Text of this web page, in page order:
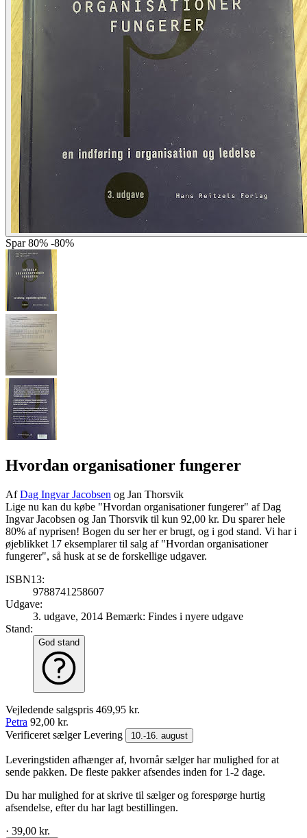
Spar 80% -80%
Hvordan organisationer fungerer
AfDag Ingvar Jacobsen og Jan Thorsvik
Lige nu kan du købe "Hvordan organisationer fungerer" af Dag
Ingvar Jacobsen og Jan Thorsvik til kun 92,00 kr. Du sparer hele
80% af nyprisen! Bogen du ser her er brugt, og i god stand. Vi har i
øjeblikket 17 eksemplarer til salg af "Hvordan organisationer
fungerer", så husk at se de forskellige udgaver.
ISBN13:
9788741258607
Udgave:
3. udgave, 2014 Bemærk: Findes i nyere udgave
Stand:
God stand
Vejledende salgspris 469,95 kr.
Petra 92,00 kr.
Verificeret sælgerLevering 10.-16. august
Leveringstiden afhænger af, hvornår sælger har mulighed for at
sende pakken. De fleste pakker afsendes inden for 1-2 dage.
Du har mulighed for at skrive til sælger og forespørge hurtig
afsendelse, efter du har lagt bestillingen.
· 39,00 kr.